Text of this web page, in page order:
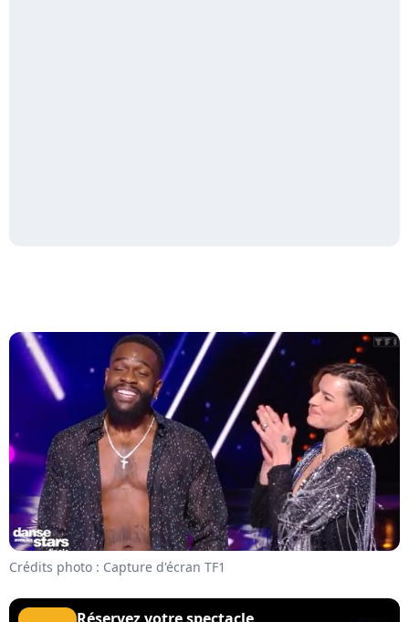
Crédits photo : Capture d'écran TF1